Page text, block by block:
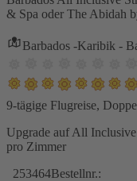
& Spa oder The Abidah
Barbados -Karibik -
9-tägige Flugreise,
Upgrade auf All
pro Zimmer
253464Bestellnr.: